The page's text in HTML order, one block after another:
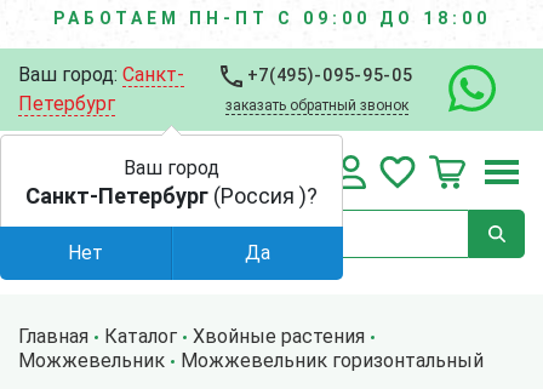
РАБОТАЕМ ПН-ПТ С 09:00 ДО 18:00
Ваш город: Санкт-
Петербург
+7(495)-095-95-05
заказать обратный звонок
Главная Каталог
Хвойные растения
Можжевельник
Можжевельник горизонтальный
Ваш город
Санкт-Петербург (Россия )?
Нет Да